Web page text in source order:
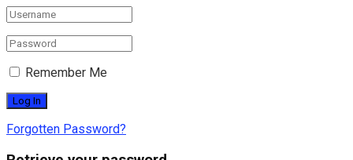
Remember Me
Forgotten Password?